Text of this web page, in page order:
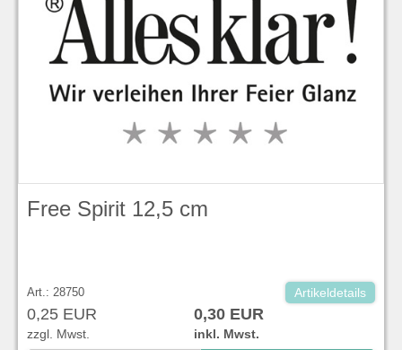
Free Spirit 12,5 cm
Art.: 28750 Artikeldetails
0,25 EUR 0,30 EUR
zzgl. Mwst. inkl. Mwst.